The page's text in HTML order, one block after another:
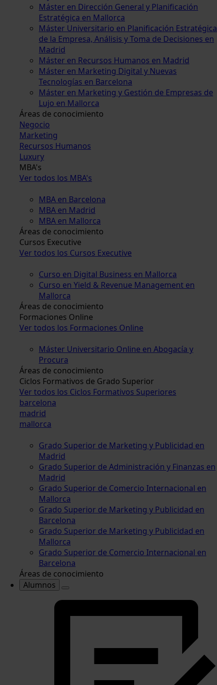
Máster en Dirección General y Planificación
Estratégica en Mallorca
Máster Universitario en Planificación Estratégica
de la Empresa, Análisis y Toma de Decisiones en
Madrid
Máster en Recursos Humanos en Madrid
Máster en Marketing Digital y Nuevas
Tecnologías en Barcelona
Máster en Marketing y Gestión de Empresas de
Lujo en Mallorca
Áreas de conocimiento
Negocio
Marketing
Recursos Humanos
Luxury
MBA's
Ver todos los MBA's
MBA en Barcelona
MBA en Madrid
MBA en Mallorca
Áreas de conocimiento
Cursos Executive
Ver todos los Cursos Executive
Curso en Digital Business en Mallorca
Curso en Yield & Revenue Management en
Mallorca
Áreas de conocimiento
Formaciones Online
Ver todos los Formaciones Online
Máster Universitario Online en Abogacía y
Procura
Áreas de conocimiento
Ciclos Formativos de Grado Superior
Ver todos los Ciclos Formativos Superiores
barcelona
madrid
mallorca
Grado Superior de Marketing y Publicidad en
Madrid
Grado Superior de Administración y Finanzas en
Madrid
Grado Superior de Comercio Internacional en
Mallorca
Grado Superior de Marketing y Publicidad en
Barcelona
Grado Superior de Marketing y Publicidad en
Mallorca
Grado Superior de Comercio Internacional en
Barcelona
Áreas de conocimiento
Alumnos